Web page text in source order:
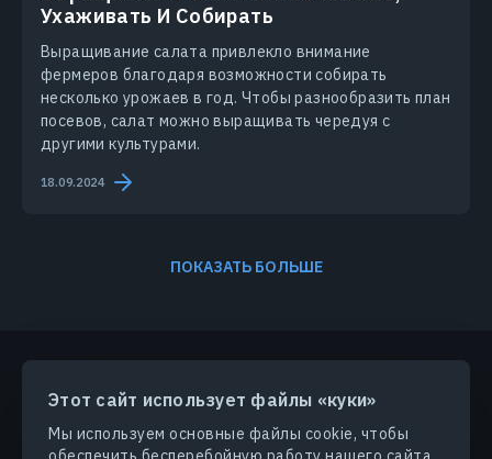
Этот сайт использует файлы «куки»
Мы используем основные файлы cookie, чтобы
Ухаживать И Собирать
Выращивание салата привлекло внимание
фермеров благодаря возможности собирать
несколько урожаев в год. Чтобы разнообразить план
посевов, салат можно выращивать чередуя с
другими культурами.
18.09.2024
ПОКАЗАТЬ БОЛЬШЕ
ПРОДУКТЫ И РЕШЕНИЯ